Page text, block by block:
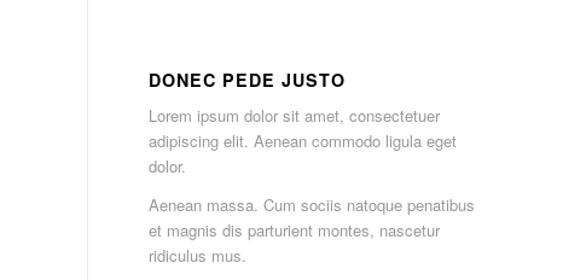
DONEC PEDE JUSTO
Lorem ipsum dolor sit amet, consectetuer
adipiscing elit. Aenean commodo ligula eget
dolor.
Aenean massa. Cum sociis natoque penatibus
et magnis dis parturient montes, nascetur
ridiculus mus.